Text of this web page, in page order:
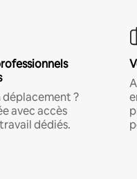
déplacement ?
avec accès
dédiés.